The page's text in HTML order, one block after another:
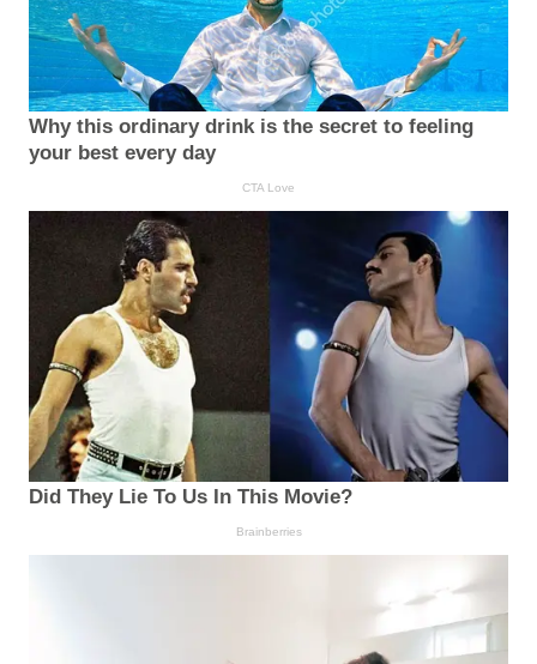
Why this ordinary drink is the secret to feeling
your best every day
CTA Love
Did They Lie To Us In This Movie?
Brainberries